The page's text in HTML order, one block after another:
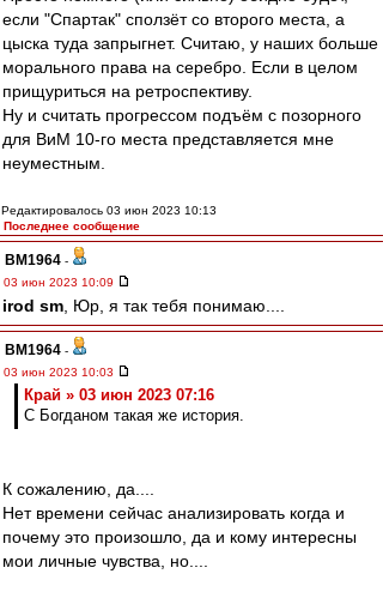
если "Спартак" сползёт со второго места, а
цыска туда запрыгнет. Считаю, у наших больше
морального права на серебро. Если в целом
прищуриться на ретроспективу.
Ну и считать прогрессом подъём с позорного
для ВиМ 10-го места представляется мне
неуместным.
Редактировалось 03 июн 2023 10:13
Последнее сообщение
BM1964 -
03 июн 2023 10:09
irod sm , Юр, я так тебя понимаю....
BM1964 -
03 июн 2023 10:03
Край » 03 июн 2023 07:16
С Богданом такая же история.
К сожалению, да....
Нет времени сейчас анализировать когда и
почему это произошло, да и кому интересны
мои личные чувства, но....